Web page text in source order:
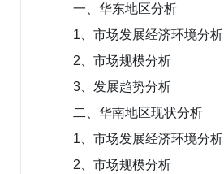
一、华东地区分析
1、市场发展经济环境分析
2、市场规模分析
3、发展趋势分析
二、华南地区现状分析
1、市场发展经济环境分析
2、市场规模分析